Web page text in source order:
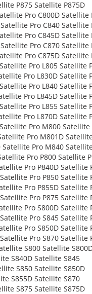
P875 Satellite P875D
Pro C800D Satellite
Pro C840 Satellite
Pro C845D Satellite
Pro C870 Satellite
Pro C875D Satellite
Pro L805 Satellite
Pro L830D Satellite
Pro L840 Satellite
Pro L845D Satellite
Pro L855 Satellite
Pro L870D Satellite
Pro M800 Satellite
Pro M801D
Pro M840
Pro P800 Satellite
Pro P840D Satellite
Pro P850 Satellite
Pro P855D Satellite
Pro P875 Satellite
Pro S800D Satellite
Pro S845 Satellite
Pro S850D Satellite
Pro S870 Satellite
S800 Satellite
S840D Satellite S845
S850 Satellite S850D
S855D Satellite S870
S875 Satellite S875D